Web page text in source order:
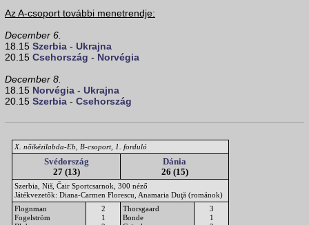
Az A-csoport további menetrendje:
December 6.
18.15 Szerbia - Ukrajna
20.15 Csehország - Norvégia
December 8.
18.15 Norvégia - Ukrajna
20.15 Szerbia - Csehország
X. nőikézilabda-Eb, B-csoport, 1. forduló
Svédország
27 (13)
Dánia
26 (15)
Szerbia, Niš, Čair Sportcsarnok, 300 néző
Játékvezetők: Diana-Carmen Florescu, Anamaria Duţă (románok)
Flognman
Fogelström
2
1
Thorsgaard
Bonde
3
1